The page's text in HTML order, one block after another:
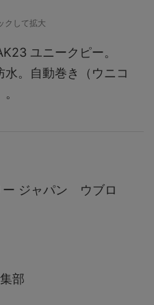
クして拡大
ユニークピー。
。自動巻き（ウニコ
ー ジャパン ウブロ
部